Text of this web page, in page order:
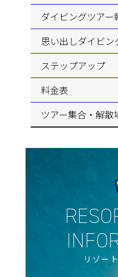
ダイビングツアー
思い出しダイビン
ステップアップ
料金表
ツアー集合・解散
リゾー